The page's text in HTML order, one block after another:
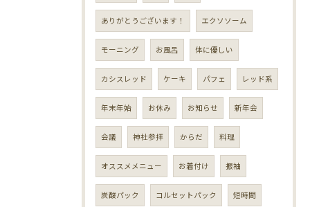
ありがとうございます！ エクソソーム
モーニング お風呂 体に優しい
カシスレッド ケーキ パフェ レッド系
年末年始 お休み お知らせ 新年会
会議 神社参拝 からだ 料理
オススメメニュー お着付け 振袖
炭酸パック コルセットパック 短時間